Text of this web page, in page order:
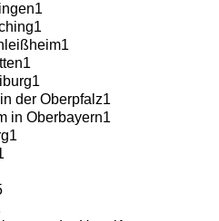
1
1
1
1
1
der Oberpfalz1
in Oberbayern1
1